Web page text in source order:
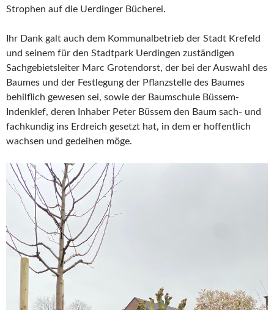
Strophen auf die Uerdinger Bücherei.
Ihr Dank galt auch dem Kommunalbetrieb der Stadt Krefeld
und seinem für den Stadtpark Uerdingen zuständigen
Sachgebietsleiter Marc Grotendorst, der bei der Auswahl des
Baumes und der Festlegung der Pflanzstelle des Baumes
behilflich gewesen sei, sowie der Baumschule Büssem-
Indenklef, deren Inhaber Peter Büssem den Baum sach- und
fachkundig ins Erdreich gesetzt hat, in dem er hoffentlich
wachsen und gedeihen möge.